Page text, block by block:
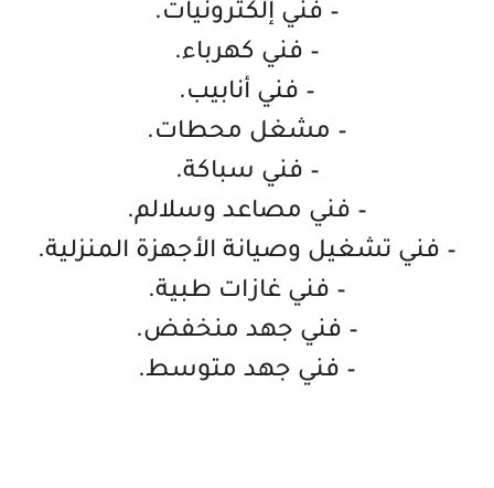
– فني إلكترونيات.
– فني كهرباء.
– فني أنابيب.
– مشغل محطات.
– فني سباكة.
– فني مصاعد وسلالم.
– فني تشغيل وصيانة الأجهزة المنزلية.
– فني غازات طبية.
– فني جهد منخفض.
– فني جهد متوسط.